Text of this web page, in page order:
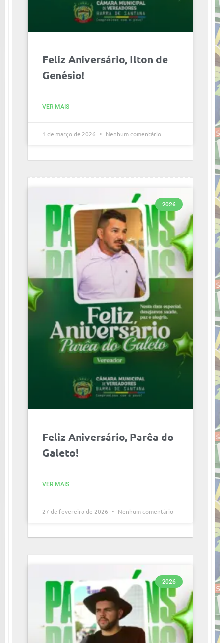
Feliz Aniversário, Ilton de
Genésio!
VER MAIS
1 de março de 2026 Nenhum comentário
2026
Feliz Aniversário, Parêa do
Galeto!
VER MAIS
27 de fevereiro de 2026 Nenhum comentário
2026